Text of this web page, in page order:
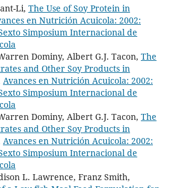
Li, The Use of Soy Protein in
en Nutrición Acuicola: 2002:
Simposium Internacional de
Dominy, Albert G.J. Tacon, The
and Other Soy Products in
Avances en Nutrición Acuicola: 2002:
Simposium Internacional de
Dominy, Albert G.J. Tacon, The
and Other Soy Products in
Avances en Nutrición Acuicola: 2002:
Simposium Internacional de
L. Lawrence, Franz Smith,